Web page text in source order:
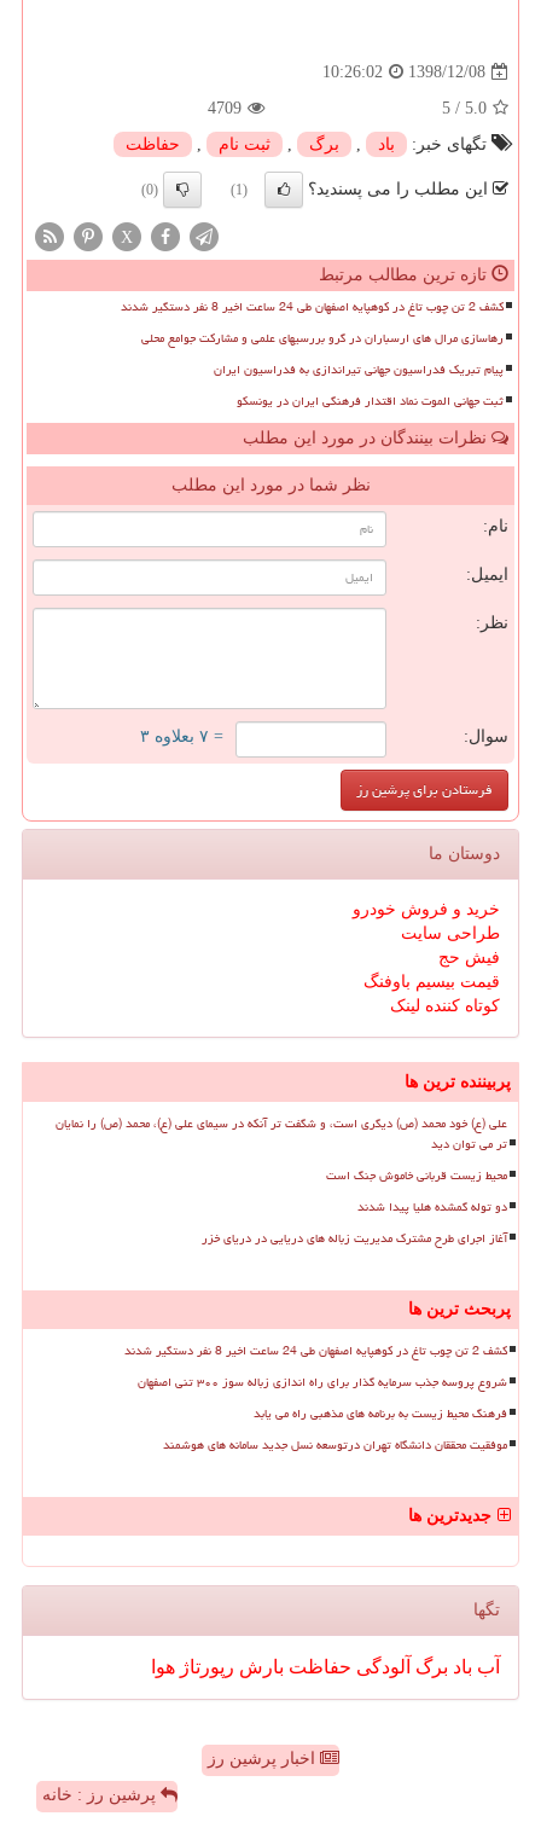
1398/12/08
10:26:02
5.0
/
5
4709
تگهای خبر:
باد , برگ , ثبت نام , حفاظت
این مطلب را می پسندید؟ (1)
(0)
X
تازه ترین مطالب مرتبط
کشف 2 تن چوب تاغ در کوهپایه اصفهان طی 24 ساعت اخیر 8 نفر دستگیر شدند
رهاسازی مرال های ارسباران در گرو بررسیهای علمی و مشارکت جوامع محلی
پیام تبریک فدراسیون جهانی تیراندازی به فدراسیون ایران
ثبت جهانی الموت نماد اقتدار فرهنگی ایران در یونسکو
نظرات بینندگان در مورد این مطلب
نظر شما در مورد این مطلب
نام:
ایمیل:
نظر:
سوال: = ۷ بعلاوه ۳
دوستان ما
خرید و فروش خودرو
طراحی سایت
فیش حج
قیمت بیسیم باوفنگ
کوتاه کننده لینک
پربیننده ترین ها
علی (ع) خود محمد (ص) دیگری است، و شگفت تر آنکه در سیمای علی (ع)، محمد (ص) را نمایان
تر می توان دید
محیط زیست قربانی خاموش جنگ است
دو توله گمشده هلیا پیدا شدند
آغاز اجرای طرح مشترک مدیریت زباله های دریایی در دریای خزر
پربحث ترین ها
کشف 2 تن چوب تاغ در کوهپایه اصفهان طی 24 ساعت اخیر 8 نفر دستگیر شدند
شروع پروسه جذب سرمایه گذار برای راه اندازی زباله سوز ۳۰۰ تنی اصفهان
فرهنگ محیط زیست به برنامه های مذهبی راه می یابد
موفقیت محققان دانشگاه تهران درتوسعه نسل جدید سامانه های هوشمند
جدیدترین ها
تگها
آب باد برگ آلودگی حفاظت بارش رپورتاژ هوا
اخبار پرشین رز
پرشین رز : خانه